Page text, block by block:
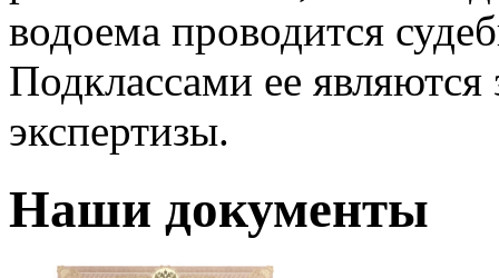
водоема проводится
Подклассами ее являются
экспертизы.
Наши документы